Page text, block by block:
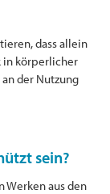
dass allein
in körperlicher
der Nutzung
sein?
Werken aus den